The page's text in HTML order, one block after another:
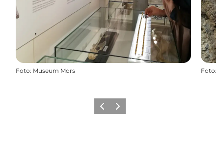
Foto: Museum Mors Foto:
Forrige billede
Næste billede